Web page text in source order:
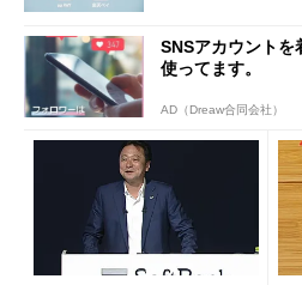
SNSアカウントを
使ってます。
AD（Dreaw合同会社）